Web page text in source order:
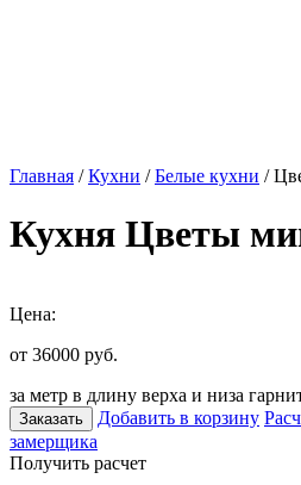
Главная /Кухни /Белые кухни /
Кухня Цветы
Цена:
от 36000 руб.
за метр в длину верха и низа
Заказать Добавить в корзину
замерщика
Получить расчет